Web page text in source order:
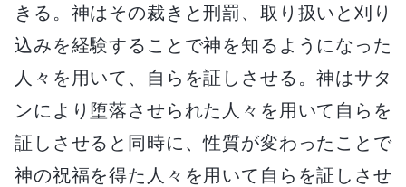
きる。神はその裁きと刑罰、取り扱いと刈り
込みを経験することで神を知るようになった
人々を用いて、自らを証しさせる。神はサタ
ンにより堕落させられた人々を用いて自らを
証しさせると同時に、性質が変わったことで
神の祝福を得た人々を用いて自らを証しさせ